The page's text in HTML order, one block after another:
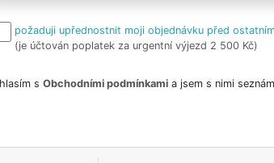
požaduji upřednostnit moji objednávku před
(je účtován poplatek za urgentní výjezd 2 500 Kč)
s Obchodními podmínkamia jsem s nimi